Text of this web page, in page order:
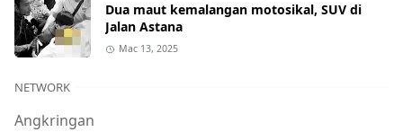
Dua maut kemalangan motosikal, SUV di
Jalan Astana
Mac 13, 2025
NETWORK
Angkringan